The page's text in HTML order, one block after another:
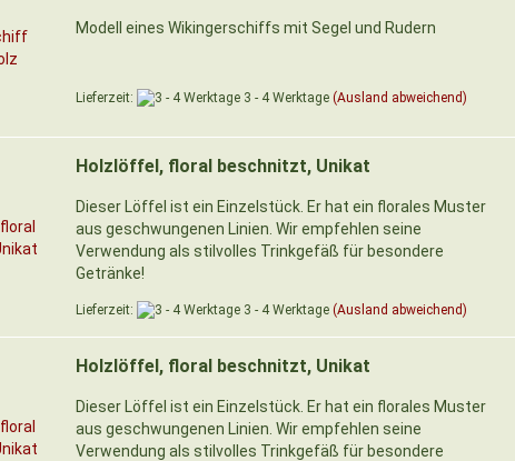
Modell eines Wikingerschiffs mit Segel und Rudern
Lieferzeit: 3 - 4 Werktage (Ausland abweichend)
Holzlöffel, floral beschnitzt, Unikat
Dieser Löffel ist ein Einzelstück. Er hat ein florales Muster
aus geschwungenen Linien. Wir empfehlen seine
Verwendung als stilvolles Trinkgefäß für besondere
Getränke!
Lieferzeit: 3 - 4 Werktage (Ausland abweichend)
Holzlöffel, floral beschnitzt, Unikat
Dieser Löffel ist ein Einzelstück. Er hat ein florales Muster
aus geschwungenen Linien. Wir empfehlen seine
Verwendung als stilvolles Trinkgefäß für besondere